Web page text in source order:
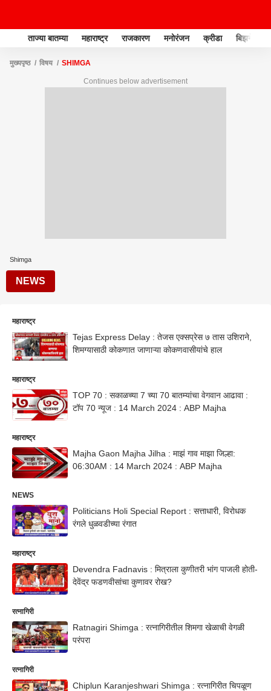
ताज्या बातम्या महाराष्ट्र राजकारण मनोरंजन क्रीडा बिझनेस
मुख्यपृष्ठ विषय SHIMGA
Continues below advertisement
Shimga
NEWS
महाराष्ट्र
Tejas Express Delay : तेजस एक्सप्रेस ७ तास उशिराने,
शिमग्यासाठी कोकणात जाणाऱ्या कोकणवासीयांचे हाल
महाराष्ट्र
TOP 70 : सकाळच्या 7 च्या 70 बातम्यांचा वेगवान आढावा :
टॉप 70 न्यूज : 14 March 2024 : ABP Majha
महाराष्ट्र
Majha Gaon Majha Jilha : माझं गाव माझा जिल्हा:
06:30AM : 14 March 2024 : ABP Majha
NEWS
Politicians Holi Special Report : सत्ताधारी, विरोधक
रंगले धुळवडीच्या रंगात
महाराष्ट्र
Devendra Fadnavis : मित्राला कुणीतरी भांग पाजली होती-
देवेंद्र फडणवीसांचा कुणावर रोख?
रत्नागिरी
Ratnagiri Shimga : रत्नागिरीतील शिमगा खेळाची वेगळी
परंपरा
रत्नागिरी
Chiplun Karanjeshwari Shimga : रत्नागिरीत चिपळूण